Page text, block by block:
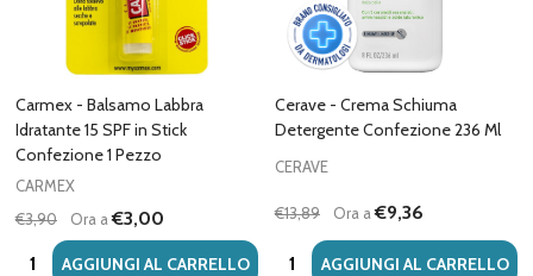
Carmex - Balsamo Labbra
Idratante 15 SPF in Stick
Confezione 1 Pezzo
CARMEX
€3,90
Ora a€3,00
Quantità:AGGIUNGI AL CARRELLO
Cerave - Crema Schiuma
Detergente Confezione 236 Ml
CERAVE
€13,89 Ora a€9,36
Quantità:AGGIUNGI AL CARRELLO